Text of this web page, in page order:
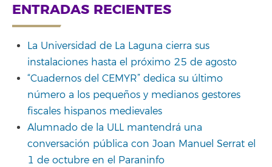
ENTRADAS RECIENTES
La Universidad de La Laguna cierra sus
instalaciones hasta el próximo 25 de agosto
“Cuadernos del CEMYR” dedica su último
número a los pequeños y medianos gestores
fiscales hispanos medievales
Alumnado de la ULL mantendrá una
conversación pública con Joan Manuel Serrat el
1 de octubre en el Paraninfo